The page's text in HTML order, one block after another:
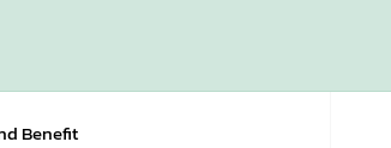
Benefit